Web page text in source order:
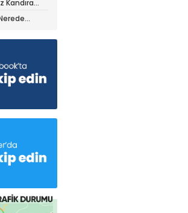
Kandıra
devam